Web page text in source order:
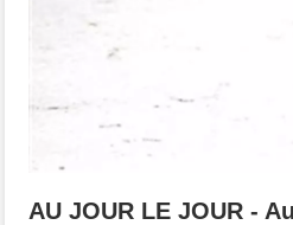
AU JOUR LE JOUR -